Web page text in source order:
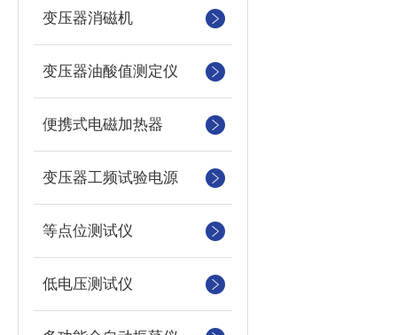
变压器消磁机
变压器油酸值测定仪
便携式电磁加热器
变压器工频试验电源
等点位测试仪
低电压测试仪